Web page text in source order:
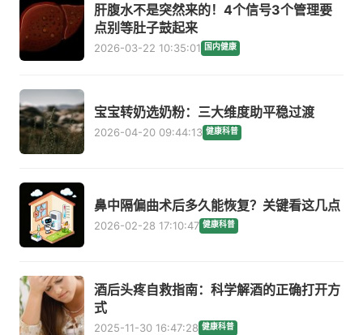
肝腹水不是突然来的！4个信号3个管理要
点别等肚子鼓起来
2026-03-22 10:35:01 国内健康
宝宝转奶选奶粉：三大维度助平稳过渡
2026-04-20 09:44:13 健康科普
鼻中隔偏曲术后多久能恢复？关键看这几点
2026-02-28 17:10:47 健康科普
酒后头疼自救指南：科学解酒的正确打开方
式
2025-11-30 16:47:28 健康科普